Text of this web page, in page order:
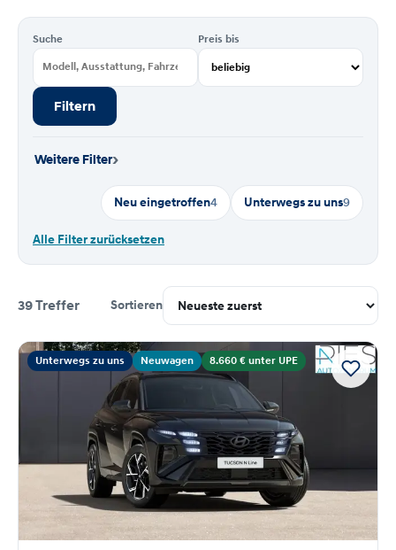
Suche Preis bis
Filtern
Weitere Filter›
Neu eingetroffen4 Unterwegs zu uns9
Alle Filter zurücksetzen
39 Treffer Sortieren
Suchergebnisse
Unterwegs zu uns Neuwagen 8.660 € unter UPE